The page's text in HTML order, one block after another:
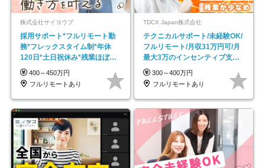
株式会社サイヨウブ
採用サポート*フルリモート勤
務*フレックスタイム制*年休
120日*土日祝休み*残業ほぼな
し*育児中社員8割以上
400～450万円
フルリモートあり
TDCX Japan株式会社
テクニカルサポート/未経験OK/
フルリモート/月収31万円可/月
最大3万のインセンティブ支給/
平均年齢33歳
300～400万円
フルリモートあり